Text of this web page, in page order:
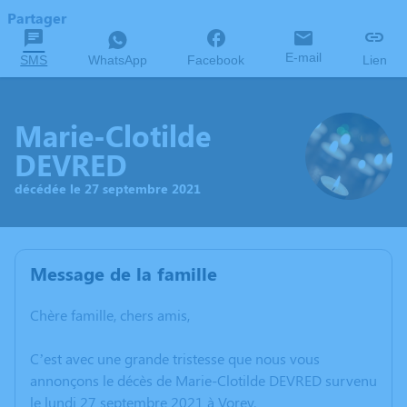
Partager
SMS WhatsApp Facebook E-mail Lien
Marie-Clotilde
DEVRED
décédée le 27 septembre 2021
Message de la famille
Chère famille, chers amis,
C’est avec une grande tristesse que nous vous
annonçons le décès de Marie-Clotilde DEVRED survenu
le lundi 27 septembre 2021 à Vorey.